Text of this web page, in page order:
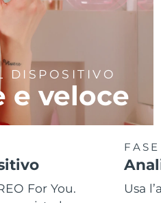
DISPOSITIVO
e veloce
For You.
Usa